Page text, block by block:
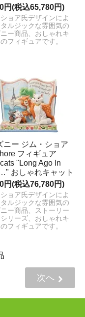
円(税込65,780円)
ョア氏デザインによ
ルジックな雰囲気の
ー商品、おしゃれキ
フィギュアです。
ニー ジム・ショア
フィギュア
"Long Ago In
おしゃれキャット
円(税込76,780円)
ョア氏デザインによ
ルジックな雰囲気の
ー商品、ストーリー
リーズ、おしゃれキ
フィギュアです。
次へ